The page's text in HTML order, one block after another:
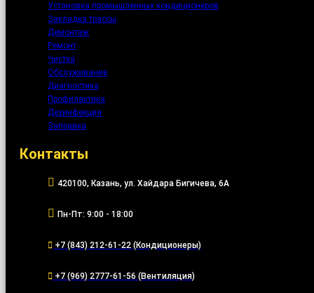
Установка промышленных кондиционеров
Закладка трассы
Демонтаж
Ремонт
Чистка
Обслуживание
Диагностика
Профилактика
Дезинфекция
Заправка
Контакты
420100, Казань, ул. Хайдара Бигичева, 6А
Пн-Пт: 9:00 - 18:00
+7 (843) 212-61-22 (Кондиционеры)
+7 (969) 2777-61-56 (Вентиляция)